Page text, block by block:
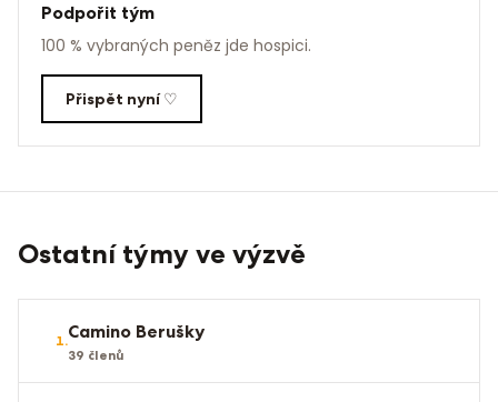
Podpořit tým
100 % vybraných peněz jde hospici.
Přispět nyní ♡
Ostatní týmy ve výzvě
1.Camino Berušky
39 členů